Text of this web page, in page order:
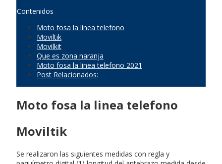
Contenidos
Moto fosa la linea telefono
Moviltik
Movilkit
Que es zona naranja
Moto fosa la linea telefono 2021
Post Relacionados:
Moto fosa la linea telefono
Moviltik
Se realizaron las siguientes medidas con regla y